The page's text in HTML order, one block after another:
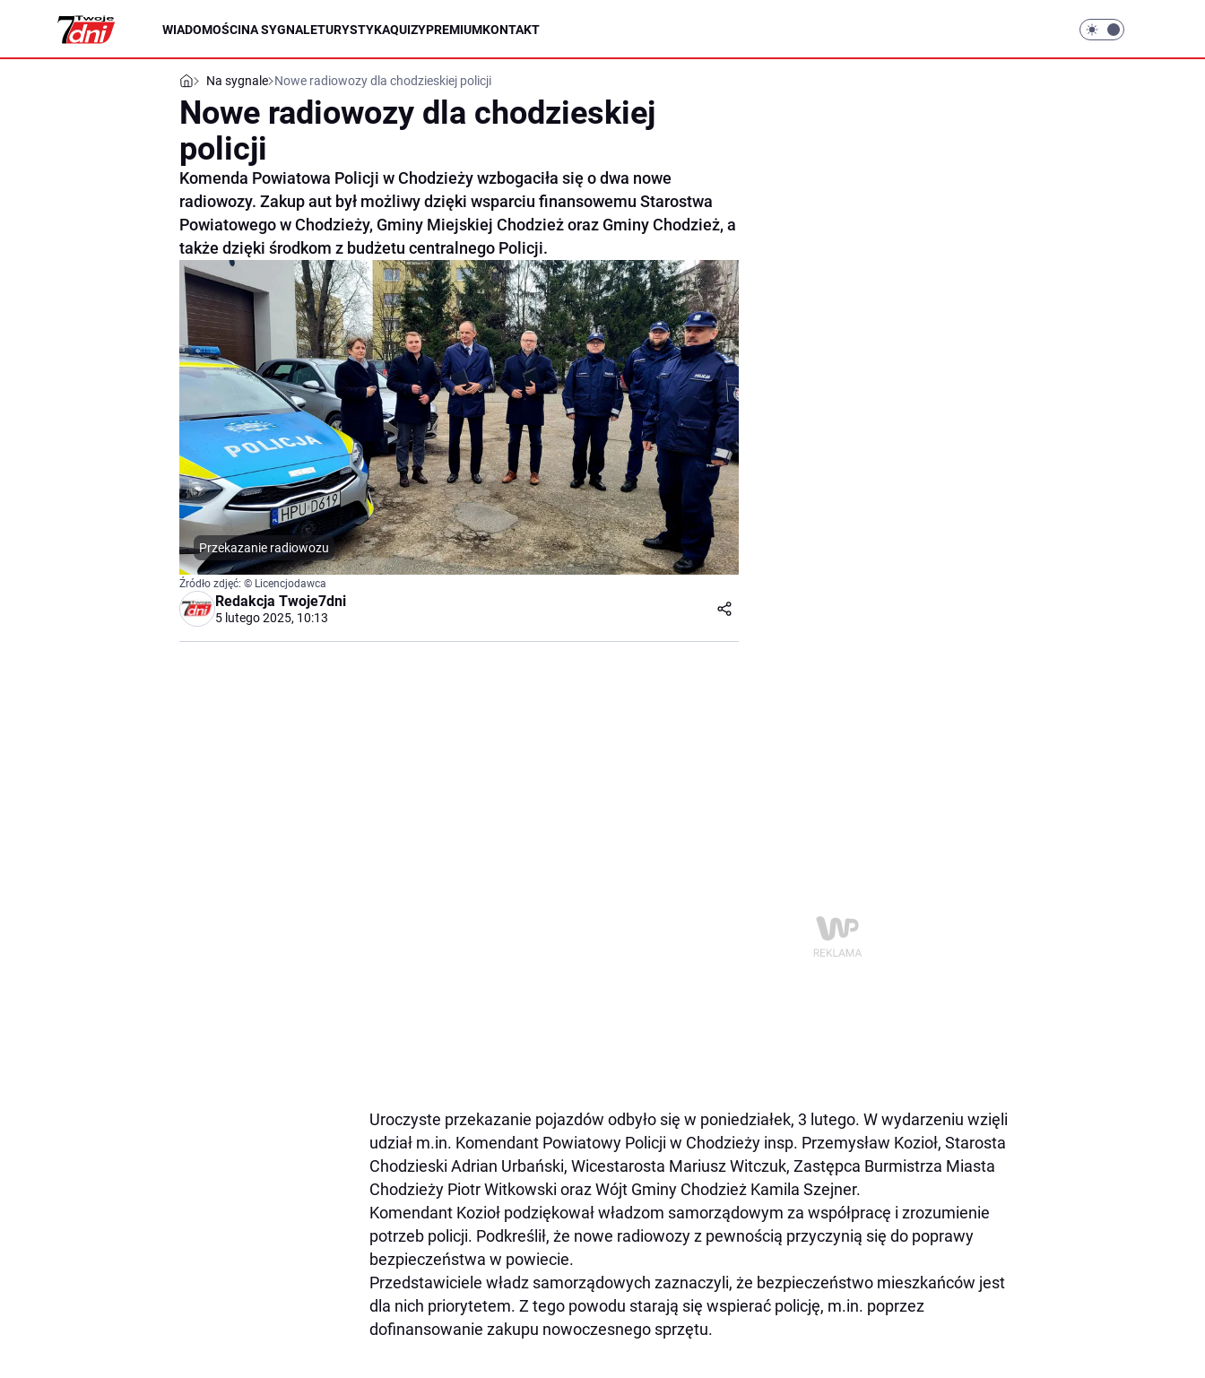
WIADOMOŚCINA SYGNALETURYSTYKAQUIZYPREMIUMKONTAKT
Na sygnale Nowe radiowozy dla chodzieskiej policji
Nowe radiowozy dla chodzieskiej
policji
Komenda Powiatowa Policji w Chodzieży wzbogaciła się o dwa nowe
radiowozy. Zakup aut był możliwy dzięki wsparciu finansowemu Starostwa
Powiatowego w Chodzieży, Gminy Miejskiej Chodzież oraz Gminy Chodzież, a
także dzięki środkom z budżetu centralnego Policji.
Przekazanie radiowozu
Źródło zdjęć: © Licencjodawca
Redakcja Twoje7dni
5 lutego 2025, 10:13
Uroczyste przekazanie pojazdów odbyło się w poniedziałek, 3 lutego. W wydarzeniu wzięli
udział m.in. Komendant Powiatowy Policji w Chodzieży insp. Przemysław Kozioł, Starosta
Chodzieski Adrian Urbański, Wicestarosta Mariusz Witczuk, Zastępca Burmistrza Miasta
Chodzieży Piotr Witkowski oraz Wójt Gminy Chodzież Kamila Szejner.
Komendant Kozioł podziękował władzom samorządowym za współpracę i zrozumienie
potrzeb policji. Podkreślił, że nowe radiowozy z pewnością przyczynią się do poprawy
bezpieczeństwa w powiecie.
Przedstawiciele władz samorządowych zaznaczyli, że bezpieczeństwo mieszkańców jest
dla nich priorytetem. Z tego powodu starają się wspierać policję, m.in. poprzez
dofinansowanie zakupu nowoczesnego sprzętu.